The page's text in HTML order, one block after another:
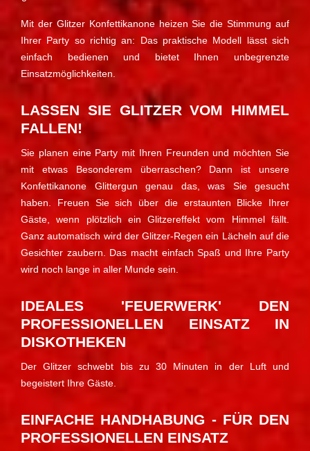
Mit der Glitzer Konfettikanone heizen Sie die Stimmung auf
Ihrer Party so richtig an: Das praktische Modell lässt sich
einfach bedienen und bietet Ihnen unbegrenzte
Einsatzmöglichkeiten.
LASSEN SIE GLITZER VOM HIMMEL
FALLEN!
Sie planen eine Party mit Ihren Freunden und möchten Sie
mit etwas Besonderem überraschen? Dann ist unsere
Konfettikanone Glittergun genau das, was Sie gesucht
haben. Freuen Sie sich über die erstaunten Blicke Ihrer
Gäste, wenn plötzlich ein Glitzereffekt vom Himmel fällt.
Ganz automatisch wird der Glitzer-Regen ein Lächeln auf die
Gesichter zaubern. Das macht einfach Spaß und Ihre Party
wird noch lange in aller Munde sein.
IDEALES 'FEUERWERK' DEN
PROFESSIONELLEN EINSATZ IN
DISKOTHEKEN
Der Glitzer schwebt bis zu 30 Minuten in der Luft und
begeistert Ihre Gäste.
EINFACHE HANDHABUNG - FÜR DEN
PROFESSIONELLEN EINSATZ